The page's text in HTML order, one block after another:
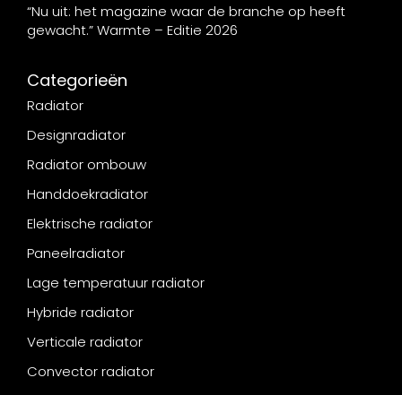
“Nu uit: het magazine waar de branche op heeft
gewacht.” Warmte – Editie 2026
Categorieën
Radiator
Designradiator
Radiator ombouw
Handdoekradiator
Elektrische radiator
Paneelradiator
Lage temperatuur radiator
Hybride radiator
Verticale radiator
Convector radiator